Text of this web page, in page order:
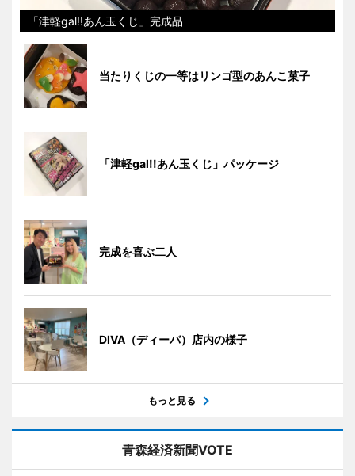
「津軽gal!!あん玉くじ」完成品
当たりくじの一等はリンゴ型のあんこ菓子
「津軽gal!!あん玉くじ」パッケージ
完成を喜ぶ二人
DIVA（ディーバ）店内の様子
もっと見る
青森経済新聞VOTE